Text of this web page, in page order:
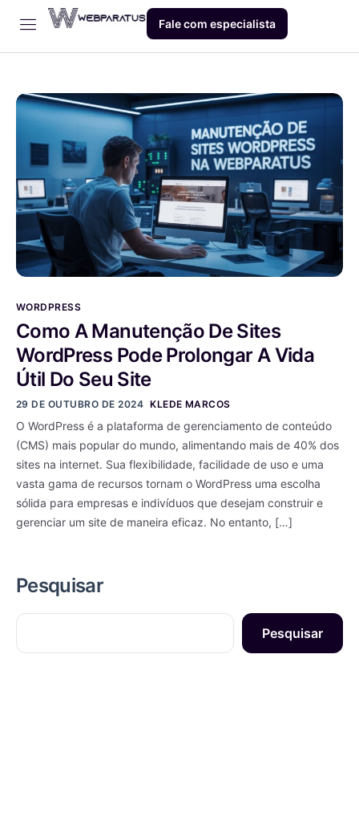
Dev
Produto
Contato
Fale com especialista
WORDPRESS
Como A Manutenção De Sites
WordPress Pode Prolongar A Vida
Útil Do Seu Site
29 DE OUTUBRO DE 2024 KLEDE MARCOS
O WordPress é a plataforma de gerenciamento de conteúdo
(CMS) mais popular do mundo, alimentando mais de 40% dos
sites na internet. Sua flexibilidade, facilidade de uso e uma
vasta gama de recursos tornam o WordPress uma escolha
sólida para empresas e indivíduos que desejam construir e
gerenciar um site de maneira eficaz. No entanto, […]
Pesquisar
Pesquisar